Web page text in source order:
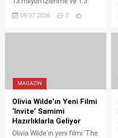
rekoru kıran Taylor Swift
ayrıca yeni albümünü
duyurdu.
09.07.2026 0
MAGAZIN
Olivia Wilde’ın Yeni Filmi
‘Invite’ Samimi
Hazırlıklarla Geliyor
Olivia Wilde'ın yeni filmi 'The